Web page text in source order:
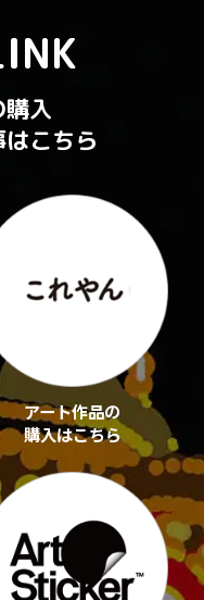
入
こちら
アート作品の
購入はこちら